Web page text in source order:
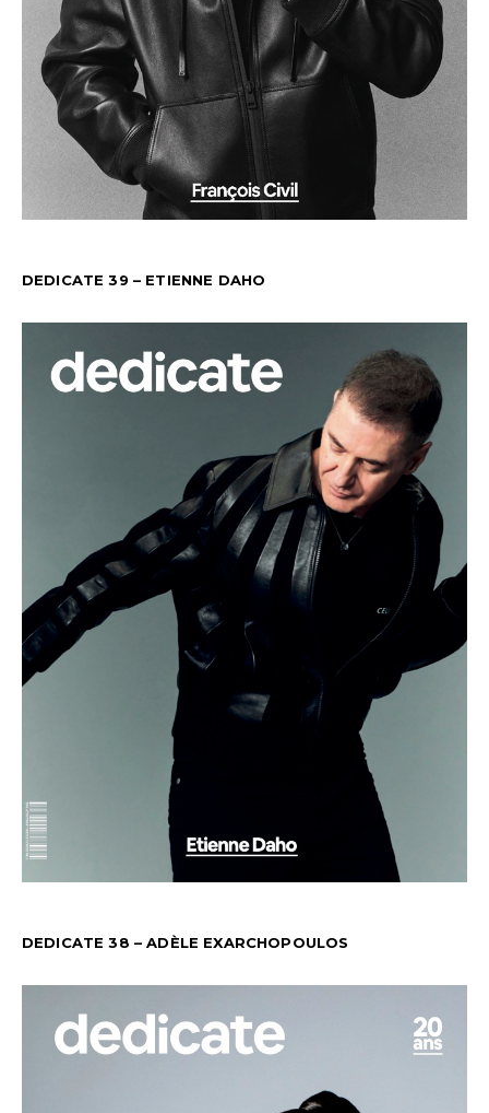
DEDICATE 39 – ETIENNE DAHO
DEDICATE 38 – ADÈLE EXARCHOPOULOS